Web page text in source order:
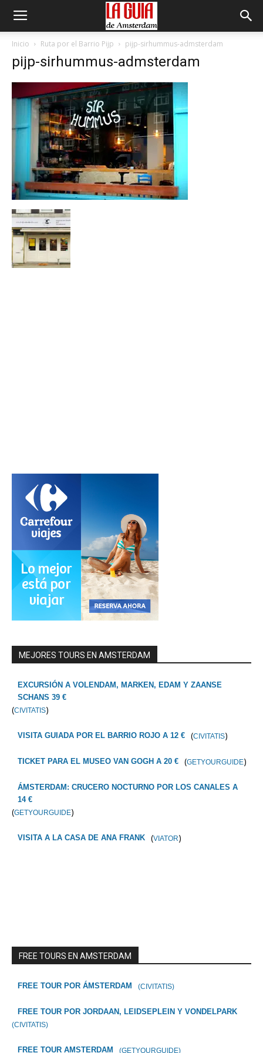
Inicio Ruta por el Barrio Pijp pijp-sirhummus-admsterdam
pijp-sirhummus-admsterdam
MEJORES TOURS EN AMSTERDAM
EXCURSIÓN A VOLENDAM, MARKEN, EDAM Y ZAANSE
SCHANS 39 €
(CIVITATIS)
VISITA GUIADA POR EL BARRIO ROJO A 12 € (CIVITATIS)
TICKET PARA EL MUSEO VAN GOGH A 20 € (GETYOURGUIDE)
ÁMSTERDAM: CRUCERO NOCTURNO POR LOS CANALES A
14 €
(GETYOURGUIDE)
VISITA A LA CASA DE ANA FRANK (VIATOR)
FREE TOURS EN AMSTERDAM
FREE TOUR POR ÁMSTERDAM (CIVITATIS)
FREE TOUR POR JORDAAN, LEIDSEPLEIN Y VONDELPARK
(CIVITATIS)
FREE TOUR AMSTERDAM (GETYOURGUIDE)